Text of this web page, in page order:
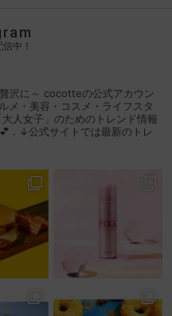
中！
沢に～ cocotteの公式アカウン
メ・美容・コスメ・ライフスタ
大人女子」のためのトレンド情報
↓公式サイトでは最新のトレ